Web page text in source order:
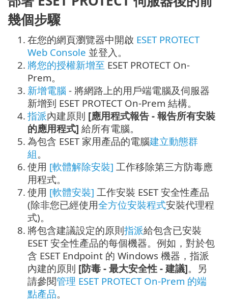
幾個步驟
1. 在您的網頁瀏覽器中開啟 ESET PROTECT
Web Console 並登入。
2. 將您的授權新增至 ESET PROTECT On-
Prem。
3. 新增電腦 - 將網路上的用戶端電腦及伺服器
新增到 ESET PROTECT On-Prem 結構。
4. 指派內建原則 [應用程式報告 - 報告所有安裝
的應用程式] 給所有電腦。
5. 為包含 ESET 家用產品的電腦建立動態群
組。
6. 使用 [軟體解除安裝] 工作移除第三方防毒應
用程式。
7. 使用 [軟體安裝] 工作安裝 ESET 安全性產品
(除非您已經使用全方位安裝程式安裝代理程
式)。
8. 將包含建議設定的原則指派給包含已安裝
ESET 安全性產品的每個機器。例如，對於包
含 ESET Endpoint 的 Windows 機器，指派
內建的原則 [防毒 - 最大安全性 - 建議]。另
請參閱管理 ESET PROTECT On-Prem 的端
點產品。